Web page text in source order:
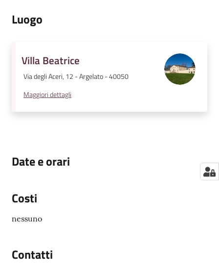
Luogo
Villa Beatrice
Via degli Aceri, 12 - Argelato - 40050
Maggiori dettagli
Date e orari
Costi
nessuno
Contatti